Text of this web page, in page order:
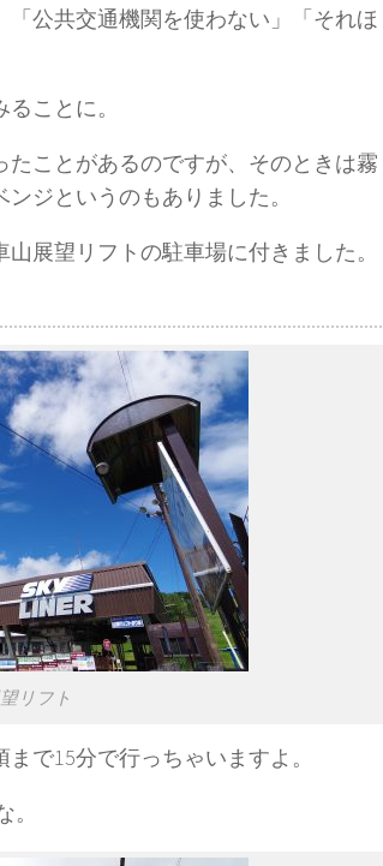
公共交通機関を使わない」「それほ
ことに。
ことがあるのですが、そのときは霧
ジというのもありました。
展望リフトの駐車場に付きました。
リフト
で15分で行っちゃいますよ。